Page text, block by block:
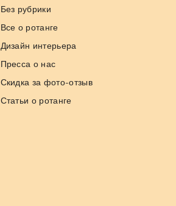
Без рубрики
Все о ротанге
Дизайн интерьера
Пресса о нас
Скидка за фото-отзыв
Статьи о ротанге